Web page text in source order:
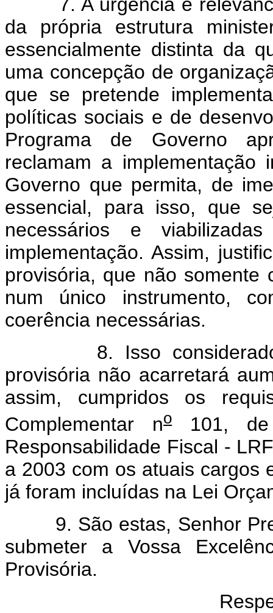
da própria estrutura
essencialmente distinta da
uma concepção de
que se pretende
políticas sociais e de
Programa de Governo
reclamam a
Governo que permita, de
essencial, para isso, que
necessários e
implementação. Assim,
provisória, que não somente
num único instrumento,
coerência necessárias.
8. Isso considerado,
provisória não acarretará
assim, cumpridos os
Complementar no101, de
Responsabilidade Fiscal -
a 2003 com os atuais cargos
já foram incluídas na Lei
9. São estas, Senhor
submeter a Vossa
Provisória.